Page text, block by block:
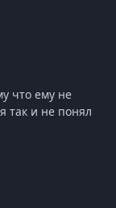
что ему не
так и не понял